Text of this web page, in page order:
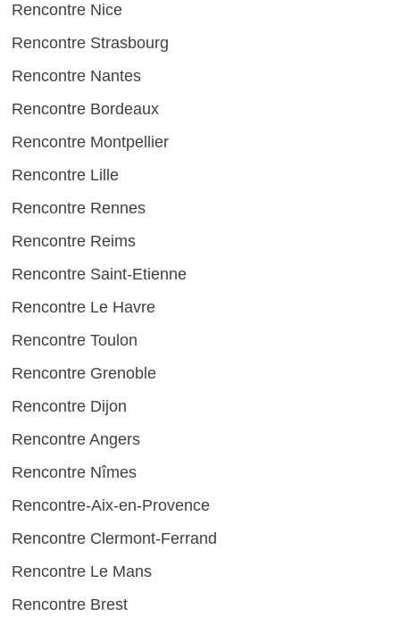
Rencontre Nice
Rencontre Strasbourg
Rencontre Nantes
Rencontre Bordeaux
Rencontre Montpellier
Rencontre Lille
Rencontre Rennes
Rencontre Reims
Rencontre Saint-Etienne
Rencontre Le Havre
Rencontre Toulon
Rencontre Grenoble
Rencontre Dijon
Rencontre Angers
Rencontre Nîmes
Rencontre-Aix-en-Provence
Rencontre Clermont-Ferrand
Rencontre Le Mans
Rencontre Brest